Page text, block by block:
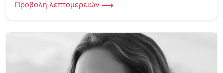
Προβολή λεπτομερειών